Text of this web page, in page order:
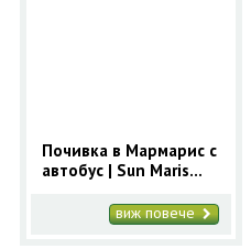
Почивка в Мармарис с
автобус | Sun Maris
записвания Мармарис
виж повече